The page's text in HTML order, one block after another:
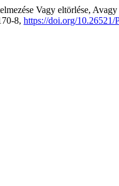
Vagy eltörlése,
8, https://doi.org/10.26521/